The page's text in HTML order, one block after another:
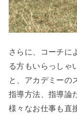
さらに、コーチに
る方もいらっしゃ
と、アカデミーの
指導方法、指導論
様々なお仕事も直